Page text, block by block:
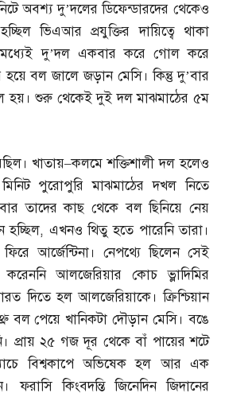
অবশ্য দু’দলের ডিফেন্ডারদের থেকেও
ভিএআর প্রযুক্তির দায়িত্বে থাকা
মধ্যেই দু’দল একবার করে গোল করে
হয়ে বল জালে জড়ান মেসি। কিন্তু দু’বার
হয়। শুরু থেকেই দুই দল মাঝমাঠের ৫ম
খাতায়–কলমে শক্তিশালী দল হলেও
পুরোপুরি মাঝমাঠের দখল নিতে
তাদের কাছ থেকে বল ছিনিয়ে নেয়
হচ্ছিল, এখনও থিতু হতে পারেনি তারা।
আর্জেন্টিনা। নেপথ্যে ছিলেন সেই
করেননি আলজেরিয়ার কোচ ভ্লাদিমির
দিতে হল আলজেরিয়াকে। ক্রিশ্চিয়ান
বল পেয়ে খানিকটা দৌড়ান মেসি। বঙে
প্রায় ২৫ গজ দূর থেকে বাঁ পায়ের শটে
বিশ্বকাপে অভিষেক হল আর এক
ফরাসি কিংবদন্তি জিনেদিন জিদানের